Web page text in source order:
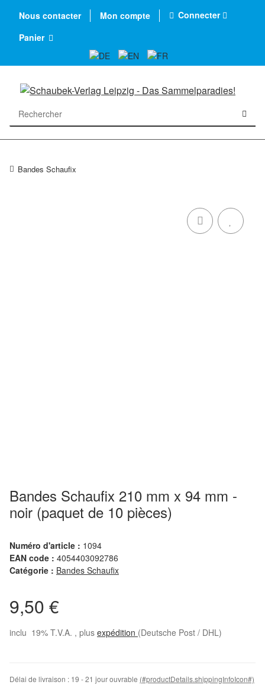
Nous contacter Mon compte
Connecter
Panier
Bandes Schaufix
Bandes Schaufix 210 mm x 94 mm -
noir (paquet de 10 pièces)
Numéro d'article : 1094
EAN code : 4054403092786
Catégorie : Bandes Schaufix
9,50 €
inclu 19% T.V.A. , plus expédition (Deutsche Post / DHL)
Délai de livraison : 19 - 21 jour ouvrable (#productDetails.shippingInfoIcon#)